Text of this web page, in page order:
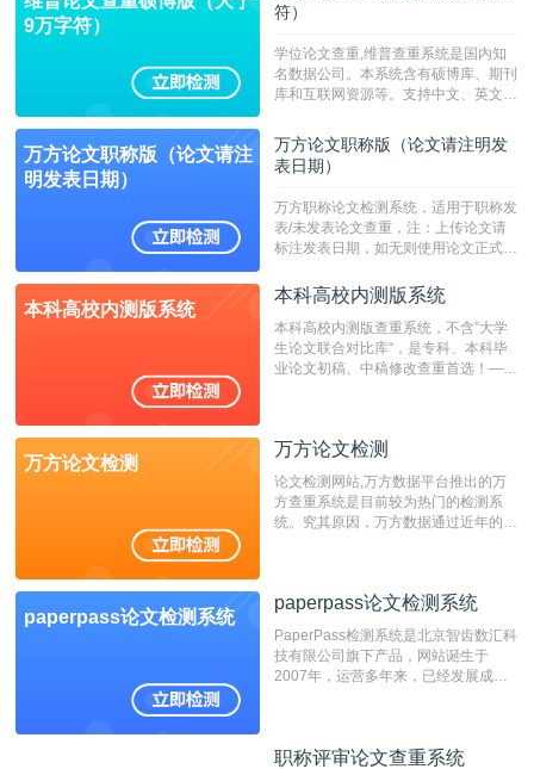
9万字符）
符）
学位论文查重,维普查重系统是国内知
名数据公司。本系统含有硕博库、期刊
库和互联网资源等。支持中文、英文、
定院校！！！
万方论文职称版（论文请注
明发表日期）
万方论文职称版（论文请注明发
表日期）
万方职称论文检测系统，适用于职称发
表/未发表论文查重，注：上传论文请
标注发表日期，如无则使用论文正式发
成时间作为发表日期。
本科高校内测版系统
本科高校内测版系统
本科高校内测版查重系统，不含”大学
生论文联合对比库“，是专科、本科毕
业论文初稿、中稿修改查重首选！——
万方论文检测
万方论文检测
论文检测网站,万方数据平台推出的万
方查重系统是目前较为热门的检测系
统。究其原因，万方数据通过近年的发
非。其次，相对于知网而言，万方检测
重的推荐系统。
paperpass论文检测系统
paperpass论文检测系统
PaperPass检测系统是北京智齿数汇科
技有限公司旗下产品，网站诞生于
2007年，运营多年来，已经发展成为
检测速度快、精度高，市场反映良好。
职称评审论文查重系统